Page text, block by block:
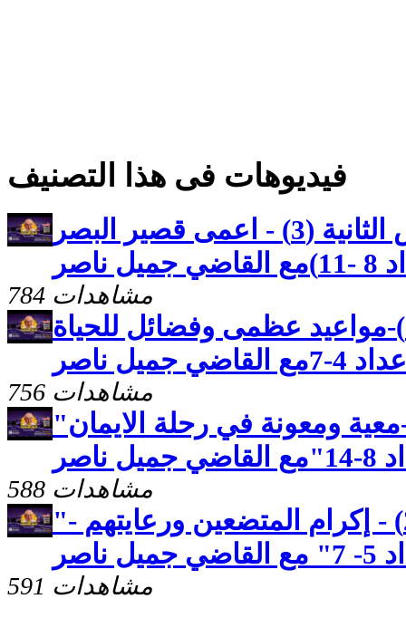
فيديوهات فى هذا التصنيف
كنوز مخفيه رسالة بطرس الثانية (3) - اعمى قصير البصر
784 مشاهدات
رسالة بطرس الثانية(2)-مواعيد عظمى وفضائل للحياة
ناصر
756 مشاهدات
"رسالة بطرس الاولى(26)-معية ومعونة في رحلة الايمان
588 مشاهدات
"رسالة بطرس الاولى (25) - إكرام المتضعين ورعايتهم -
591 مشاهدات